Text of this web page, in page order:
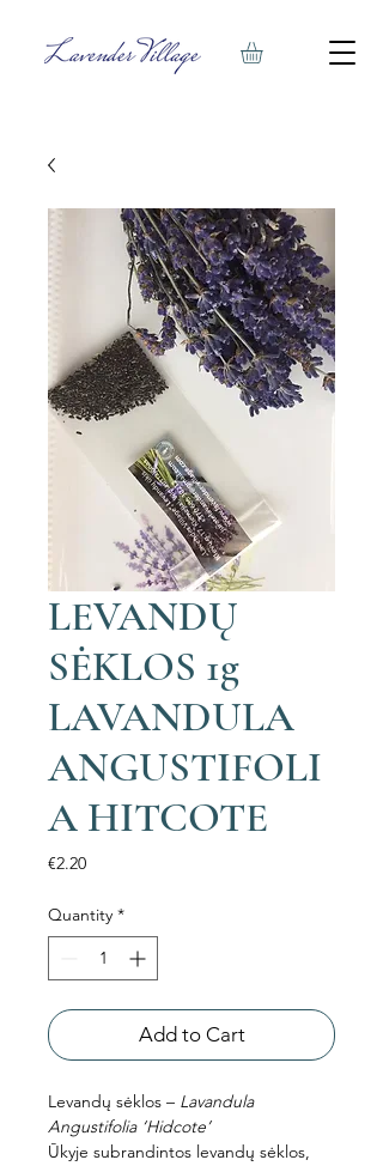
LEVANDŲ
SĖKLOS 1g
LAVANDULA
ANGUSTIFOLI
A HITCOTE
€2.20Price
Quantity *
Add to Cart
Levandų sėklos – Lavandula
Angustifolia ‘Hidcote’
Ūkyje subrandintos levandų sėklos,